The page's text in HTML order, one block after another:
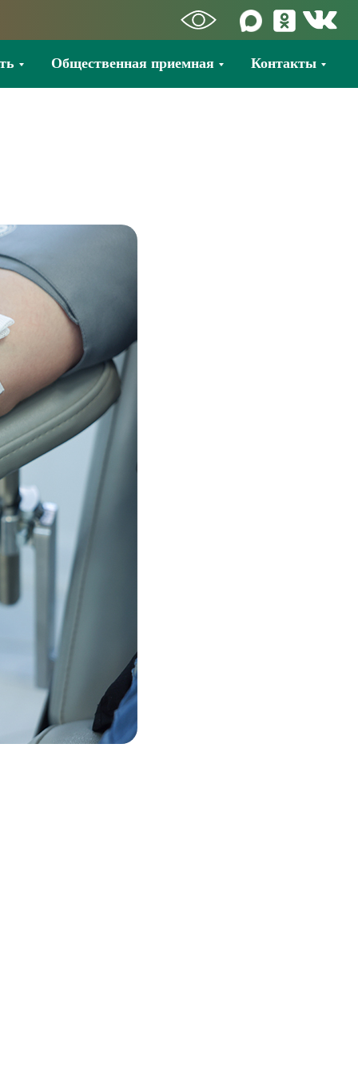
Общественная приемная Контакты